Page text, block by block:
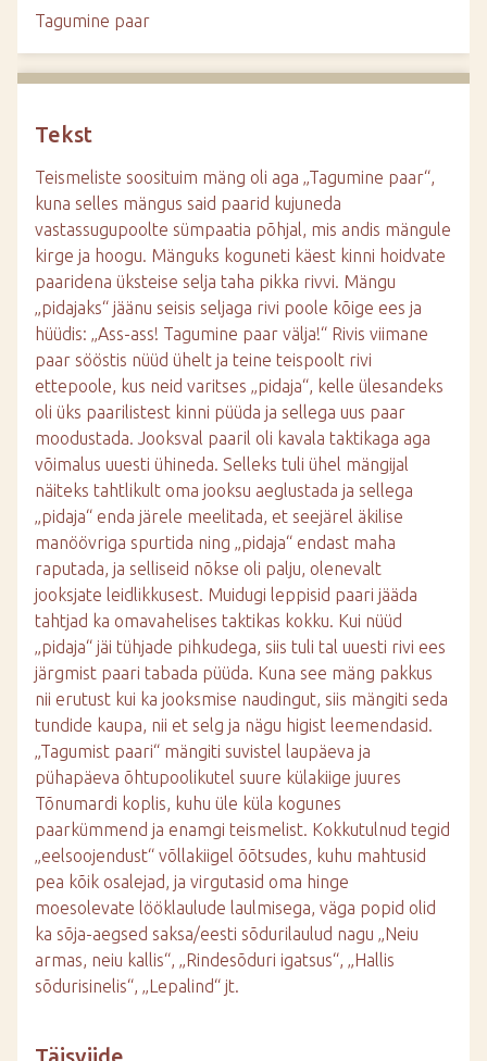
Tagumine paar
Tekst
Teismeliste soosituim mäng oli aga „Tagumine paar“,
kuna selles mängus said paarid kujuneda
vastassugupoolte sümpaatia põhjal, mis andis mängule
kirge ja hoogu. Mänguks koguneti käest kinni hoidvate
paaridena üksteise selja taha pikka rivvi. Mängu
„pidajaks“ jäänu seisis seljaga rivi poole kõige ees ja
hüüdis: „Ass-ass! Tagumine paar välja!“ Rivis viimane
paar sööstis nüüd ühelt ja teine teispoolt rivi
ettepoole, kus neid varitses „pidaja“, kelle ülesandeks
oli üks paarilistest kinni püüda ja sellega uus paar
moodustada. Jooksval paaril oli kavala taktikaga aga
võimalus uuesti ühineda. Selleks tuli ühel mängijal
näiteks tahtlikult oma jooksu aeglustada ja sellega
„pidaja“ enda järele meelitada, et seejärel äkilise
manöövriga spurtida ning „pidaja“ endast maha
raputada, ja selliseid nõkse oli palju, olenevalt
jooksjate leidlikkusest. Muidugi leppisid paari jääda
tahtjad ka omavahelises taktikas kokku. Kui nüüd
„pidaja“ jäi tühjade pihkudega, siis tuli tal uuesti rivi ees
järgmist paari tabada püüda. Kuna see mäng pakkus
nii erutust kui ka jooksmise naudingut, siis mängiti seda
tundide kaupa, nii et selg ja nägu higist leemendasid.
„Tagumist paari“ mängiti suvistel laupäeva ja
pühapäeva õhtupoolikutel suure külakiige juures
Tõnumardi koplis, kuhu üle küla kogunes
paarkümmend ja enamgi teismelist. Kokkutulnud tegid
„eelsoojendust“ võllakiigel õõtsudes, kuhu mahtusid
pea kõik osalejad, ja virgutasid oma hinge
moesolevate lööklaulude laulmisega, väga popid olid
ka sõja-aegsed saksa/eesti sõdurilaulud nagu „Neiu
armas, neiu kallis“, „Rindesõduri igatsus“, „Hallis
sõdurisinelis“, „Lepalind“ jt.